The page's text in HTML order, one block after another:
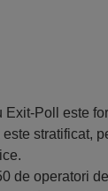
Exit-Poll este
stratificat,
de operatori